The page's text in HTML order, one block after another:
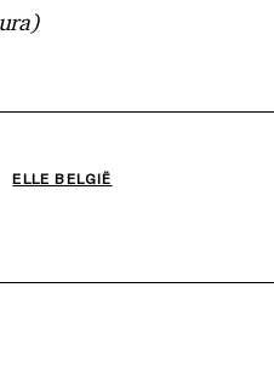
ELLE BELGIË